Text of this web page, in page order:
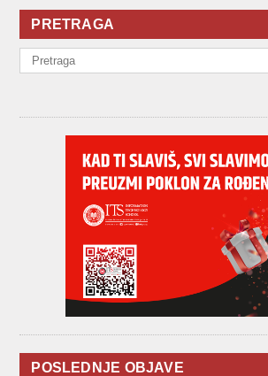
PRETRAGA
POSLEDNJE OBJAVE